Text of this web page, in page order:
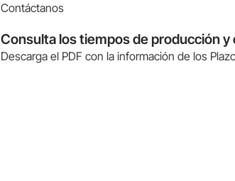
Contáctanos
Consulta los tiempos de producción y
Descarga el PDF con la información de los